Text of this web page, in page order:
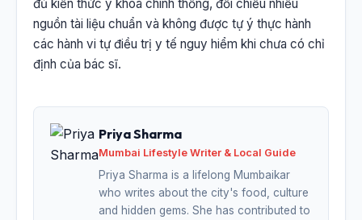
đủ kiến thức y khoa chính thống, đối chiếu nhiều
nguồn tài liệu chuẩn và không được tự ý thực hành
các hành vi tự điều trị y tế nguy hiểm khi chưa có chỉ
định của bác sĩ.
Priya Sharma
Mumbai Lifestyle Writer & Local Guide
Priya Sharma is a lifelong Mumbaikar
who writes about the city's food, culture
and hidden gems. She has contributed to